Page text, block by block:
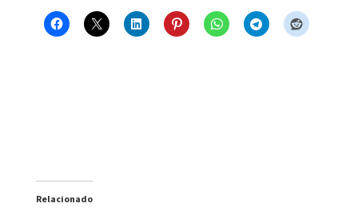
Relacionado